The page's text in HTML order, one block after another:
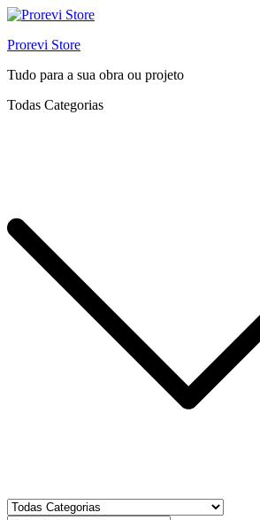
Prorevi Store
Tudo para a sua obra ou projeto
Todas Categorias